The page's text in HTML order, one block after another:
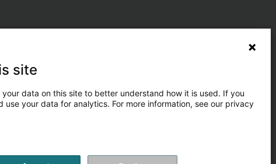
site
data on this site to better understand how it is used. If you
use your data for analytics. For more information, see our privacy